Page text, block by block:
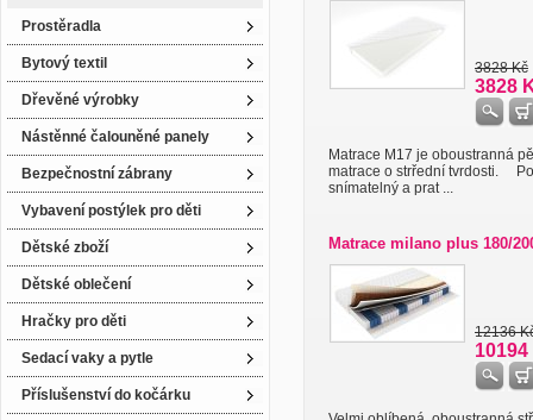
Prostěradla
Bytový textil
Dřevěné výrobky
Nástěnné čalouněné panely
Bezpečnostní zábrany
Vybavení postýlek pro děti
Dětské zboží
Dětské oblečení
Hračky pro děti
Sedací vaky a pytle
Příslušenství do kočárku
3828 Kč
3828
Matrace M17 je oboustranná
matrace o strřední tvrdosti.
snímatelný a prat ...
Matrace milano plus 180/
12136